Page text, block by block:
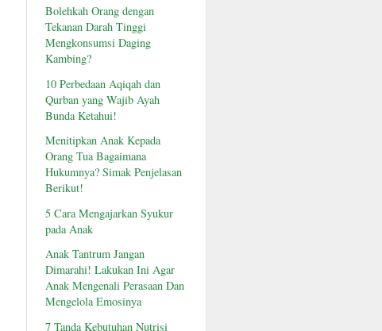
Bolehkah Orang dengan
Tekanan Darah Tinggi
Mengkonsumsi Daging
Kambing?
10 Perbedaan Aqiqah dan
Qurban yang Wajib Ayah
Bunda Ketahui!
Menitipkan Anak Kepada
Orang Tua Bagaimana
Hukumnya? Simak Penjelasan
Berikut!
5 Cara Mengajarkan Syukur
pada Anak
Anak Tantrum Jangan
Dimarahi! Lakukan Ini Agar
Anak Mengenali Perasaan Dan
Mengelola Emosinya
7 Tanda Kebutuhan Nutrisi